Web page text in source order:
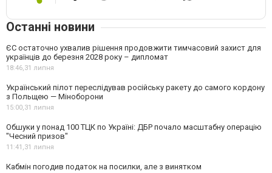
Останні новини
ЄС остаточно ухвалив рішення продовжити тимчасовий захист для
українців до березня 2028 року – дипломат
18:46,31 липня
Український пілот переслідував російську ракету до самого кордону
з Польщею — Міноборони
15:00,31 липня
Обшуки у понад 100 ТЦК по Україні: ДБР почало масштабну операцію
"Чесний призов"
11:41,31 липня
Кабмін погодив податок на посилки, але з винятком